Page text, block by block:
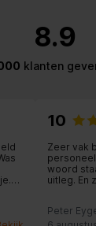
8.9
klanten
10
Zeer vak
woord
uitleg. En
is deze
Peter